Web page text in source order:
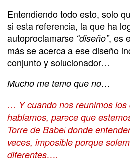
Entendiendo todo esto, solo
si esta referencia, la que ha
autoproclamarse “diseño”, es
más se acerca a ese diseño
conjunto y solucionador…
Mucho me temo que no…
… Y cuando nos reunimos los
hablamos, parece que
Torre de Babel donde
veces, imposible porque
diferentes….